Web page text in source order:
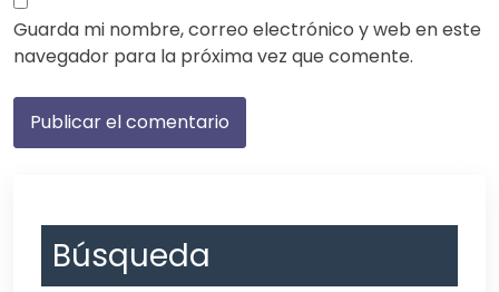
Guarda mi nombre, correo electrónico y web en este
navegador para la próxima vez que comente.
Búsqueda